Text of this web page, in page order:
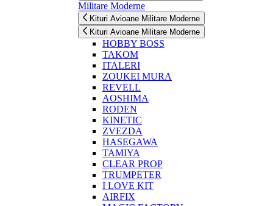
Militare Moderne
Kituri Avioane Militare Moderne
Kituri Avioane Militare Moderne
HOBBY BOSS
TAKOM
ITALERI
ZOUKEI MURA
REVELL
AOSHIMA
RODEN
KINETIC
ZVEZDA
HASEGAWA
TAMIYA
CLEAR PROP
TRUMPETER
I LOVE KIT
AIRFIX